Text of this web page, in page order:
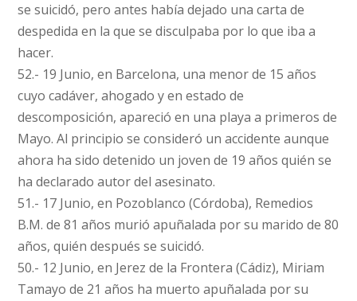
se suicidó, pero antes había dejado una carta de
despedida en la que se disculpaba por lo que iba a
hacer.
52.- 19 Junio, en Barcelona, una menor de 15 años
cuyo cadáver, ahogado y en estado de
descomposición, apareció en una playa a primeros de
Mayo. Al principio se consideró un accidente aunque
ahora ha sido detenido un joven de 19 años quién se
ha declarado autor del asesinato.
51.- 17 Junio, en Pozoblanco (Córdoba), Remedios
B.M. de 81 años murió apuñalada por su marido de 80
años, quién después se suicidó.
50.- 12 Junio, en Jerez de la Frontera (Cádiz), Miriam
Tamayo de 21 años ha muerto apuñalada por su